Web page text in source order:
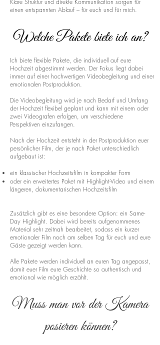
Klare Struktur und direkte Kommunikation sorgen für
einen entspannten Ablauf – für euch und für mich.
Welche Pakete biete ich an?
Ich biete flexible Pakete, die individuell auf eure
Hochzeit abgestimmt werden. Der Fokus liegt dabei
immer auf einer hochwertigen Videobegleitung und einer
emotionalen Postproduktion.
Die Videobegleitung wird je nach Bedarf und Umfang
der Hochzeit flexibel geplant und kann mit einem oder
zwei Videografen erfolgen, um verschiedene
Perspektiven einzufangen.
Nach der Hochzeit entsteht in der Postproduktion euer
persönlicher Film, der je nach Paket unterschiedlich
aufgebaut ist:
ein klassischer Hochzeitsfilm in kompakter Form
oder ein erweitertes Paket mit Highlight-Video und einem
längeren, dokumentarischen Hochzeitsfilm
Zusätzlich gibt es eine besondere Option: ein Same-
Day Highlight. Dabei wird bereits aufgenommenes
Material sehr zeitnah bearbeitet, sodass ein kurzer
emotionaler Film noch am selben Tag für euch und eure
Gäste gezeigt werden kann.
Alle Pakete werden individuell an euren Tag angepasst,
damit euer Film eure Geschichte so authentisch und
emotional wie möglich erzählt.
Muss man vor der Kamera
posieren können?